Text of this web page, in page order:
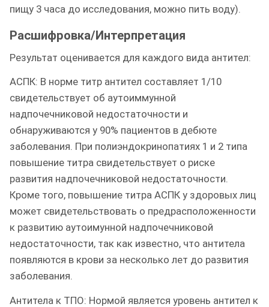
пищу 3 часа до исследования, можно пить воду).
Расшифровка/Интерпретация
Результат оценивается для каждого вида антител:
АСПК: В норме титр антител составляет 1/10
свидетельствует об аутоиммунной
надпочечниковой недостаточности и
обнаруживаются у 90% пациентов в дебюте
заболевания. При полиэндокринопатиях 1 и 2 типа
повышение титра свидетельствует о риске
развития надпочечниковой недостаточности.
Кроме того, повышение титра АСПК у здоровых лиц
может свидетельствовать о предрасположенности
к развитию аутоимунной надпочечниковой
недостаточности, так как известно, что антитела
появляются в крови за несколько лет до развития
заболевания.
Антитела к ТПО: Нормой является уровень антител к